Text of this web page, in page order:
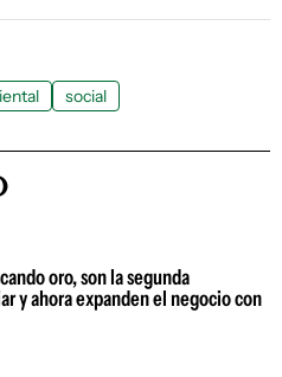
social
oro, son la segunda
y ahora expanden el negocio con